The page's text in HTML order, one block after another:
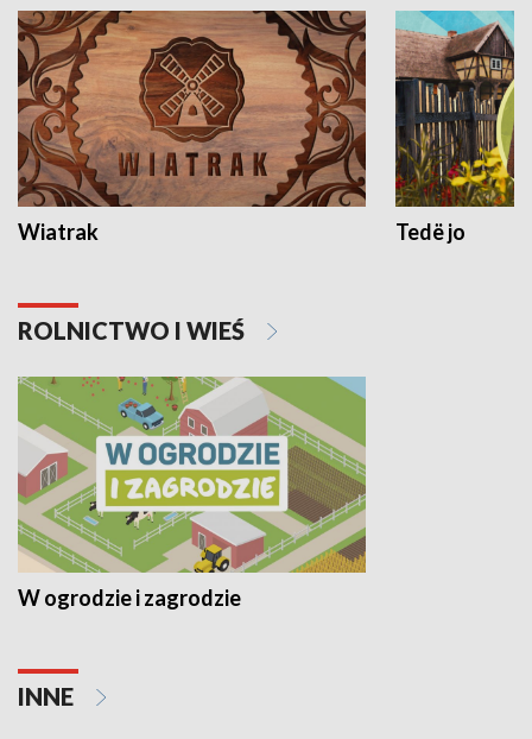
Wiatrak Tedë jo
ROLNICTWO I WIEŚ
W ogrodzie i zagrodzie
INNE